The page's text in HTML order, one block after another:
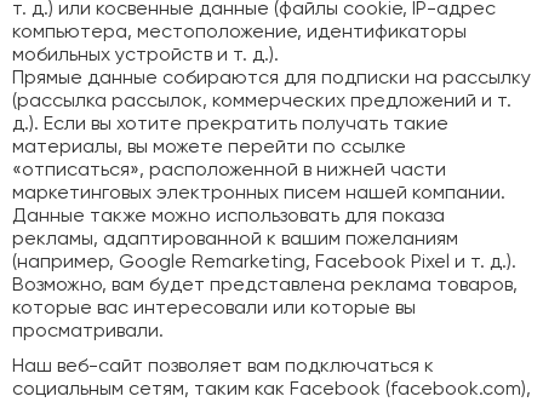
т. д.) или косвенные данные (файлы cookie, IP-адрес
компьютера, местоположение, идентификаторы
мобильных устройств и т. д.).
Прямые данные собираются для подписки на рассылку
(рассылка рассылок, коммерческих предложений и т.
д.). Если вы хотите прекратить получать такие
материалы, вы можете перейти по ссылке
«отписаться», расположенной в нижней части
маркетинговых электронных писем нашей компании.
Данные также можно использовать для показа
рекламы, адаптированной к вашим пожеланиям
(например, Google Remarketing, Facebook Pixel и т. д.).
Возможно, вам будет представлена реклама товаров,
которые вас интересовали или которые вы
просматривали.
Наш веб-сайт позволяет вам подключаться к
социальным сетям, таким как Facebook (facebook.com),